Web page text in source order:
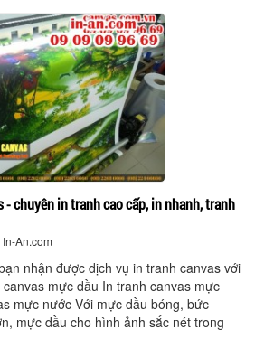
- chuyên in tranh cao cấp, in nhanh, tranh
An.com
nhận được dịch vụ in tranh canvas với
mực dầu In tranh canvas mực
mực nước Với mực dầu bóng, bức
mực dầu cho hình ảnh sắc nét trong